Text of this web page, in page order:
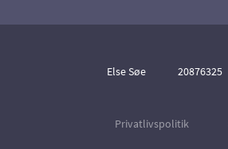
Else Søe 20876325
Privatlivspolitik